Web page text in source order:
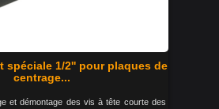
spéciale 1/2'' pour plaques de
centrage...
et démontage des vis à tête courte des